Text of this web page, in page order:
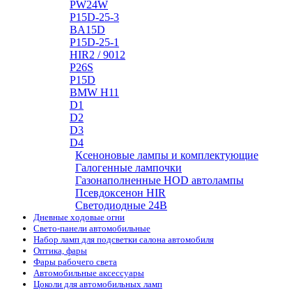
PW24W
P15D-25-3
BA15D
P15D-25-1
HIR2 / 9012
P26S
P15D
BMW H11
D1
D2
D3
D4
Ксеноновые лампы и комплектующие
Галогенные лампочки
Газонаполненные HOD автолампы
Псевдоксенон HIR
Cветодиодные 24B
Дневные ходовые огни
Свето-панели автомобильные
Набор ламп для подсветки салона автомобиля
Оптика, фары
Фары рабочего света
Автомобильные аксессуары
Цоколи для автомобильных ламп